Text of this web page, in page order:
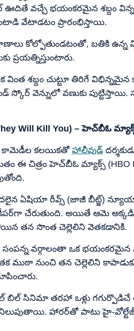
ఊదితే వచ్చే భయంకరమైన శబ్దం
వేటాడటం ప్రారంభిస్తాయి.
కోల్పోతుండటంతో, బతికి ఉన్న
ప్రయత్నిస్తుంటారు.
వింత శబ్దం చుట్టూ తిరిగే
స్కోర్ వెన్నులో వణుకు పుట్టిస్తాయి.
Will Kill You) – హెచ్‌బీఓ
కామెడీల కలయికతో హాలీవుడ్
ఈ చిత్రం హెచ్‌బీఓ మ్యాక్స్
ఏషియా రీవ్స్ (జాజీ బీట్జ్)
చేరుతుంది. అయితే ఆమె
తన సొంత చెల్లెలిని వెతకడానికి.
సంపన్న వర్గాలంతా ఒక
ముఠా నుంచి తన చెల్లెలిని
బిల్ సినిమా తరహా ఒళ్లు గగుర్పొడిచే
హారర్‌తో పాటు హై-